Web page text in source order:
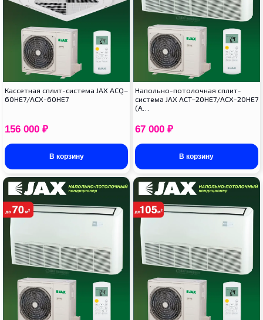
Кассетная сплит-система JAX ACQ–
60HE7/ACX-60HE7
156 000 ₽
В корзину
Напольно-потолочная сплит-
система JAX ACT–20HE7/ACX-20HE7
(A…
67 000 ₽
В корзину